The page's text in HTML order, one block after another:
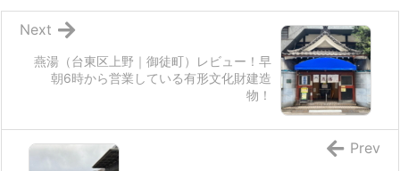
燕湯（台東区上野｜御徒町）レビュー！早
朝6時から営業している有形文化財建造
物！
Next
Prev